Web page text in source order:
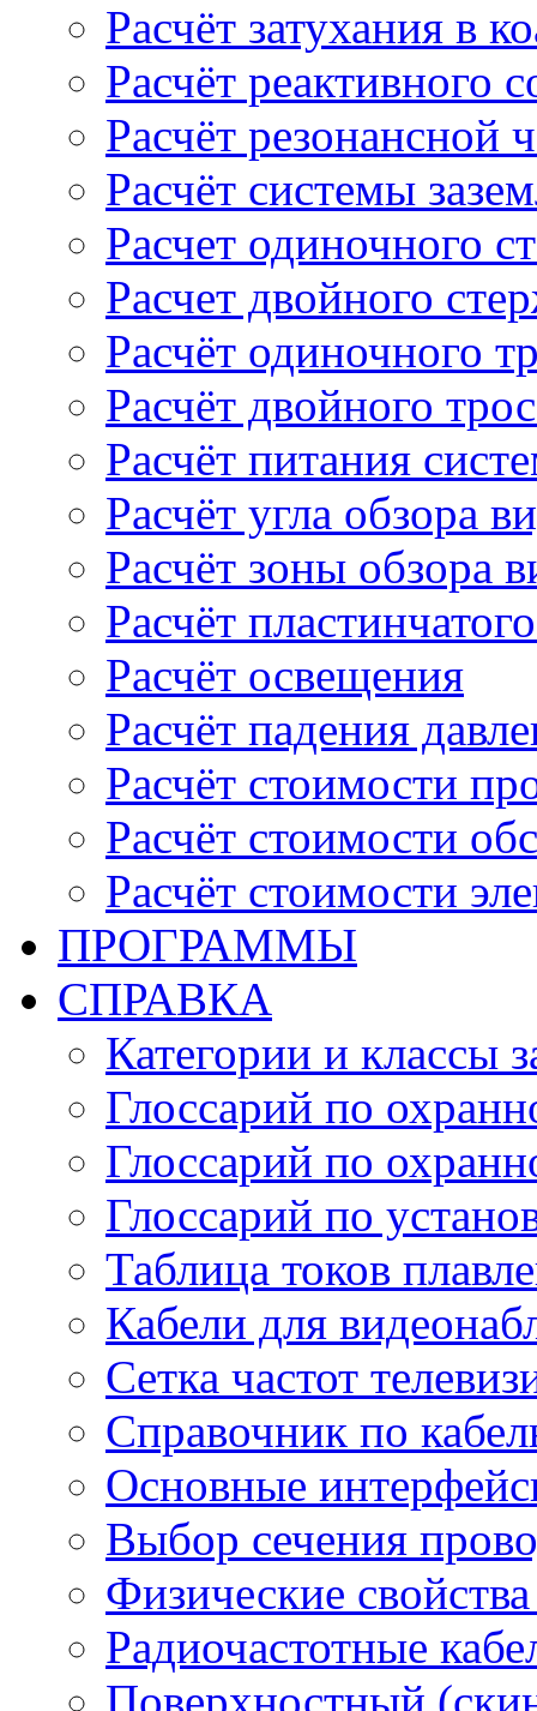
Расчёт затухания в
Расчёт реактивного
Расчёт резонансной
Расчёт системы
Расчет одиночного
Расчет двойного
Расчёт одиночного
Расчёт двойного
Расчёт питания
Расчёт угла обзора
Расчёт зоны обзора
Расчёт
Расчёт освещения
Расчёт падения
Расчёт стоимости
Расчёт стоимости
Расчёт стоимости
ПРОГРАММЫ
СПРАВКА
Категории и классы
Глоссарий по
Глоссарий по
Глоссарий по
Таблица токов
Кабели для
Сетка частот
Справочник по
Основные
Выбор сечения
Физические
Радиочастотные